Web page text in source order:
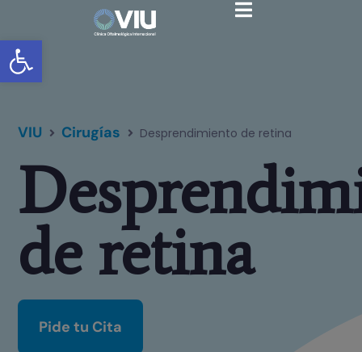
Abrir barra de herramientas
VIU Cirugías Desprendimiento de retina
de retina
Pide tu Cita